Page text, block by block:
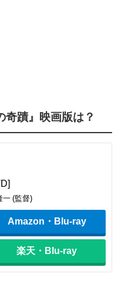
奇蹟』映画版は？
一 (監督)
Amazon・Blu-ray
楽天・Blu-ray